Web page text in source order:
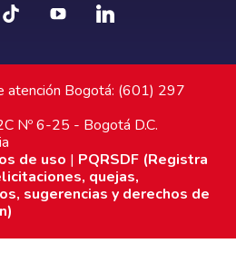
atención Bogotá: (601) 297
Nº 6-25 - Bogotá D.C.
de uso | PQRSDF (Registra
quejas,
sugerencias y derechos de